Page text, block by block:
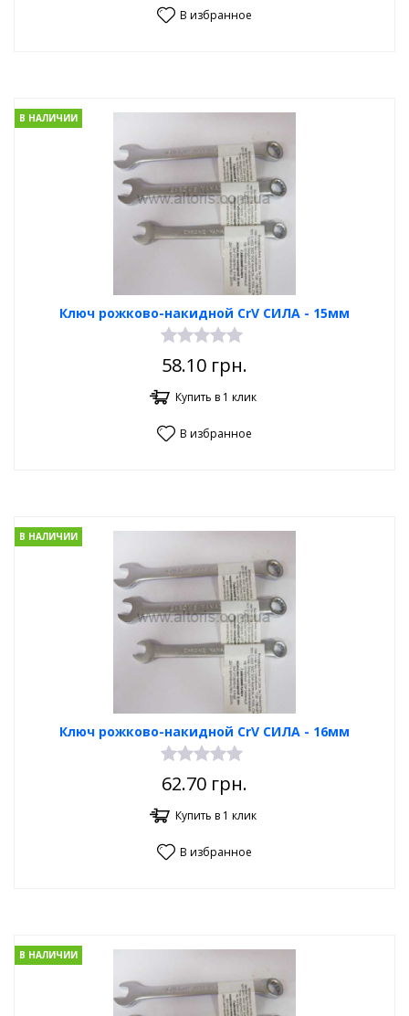
В избранное
Ключ рожково-накидной CrV СИЛА - 15мм
В НАЛИЧИИ
58.10 грн.
Купить в 1 клик
В избранное
Ключ рожково-накидной CrV СИЛА - 16мм
В НАЛИЧИИ
62.70 грн.
Купить в 1 клик
В избранное
В НАЛИЧИИ